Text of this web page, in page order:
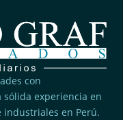
con
experiencia en
industriales en Perú.